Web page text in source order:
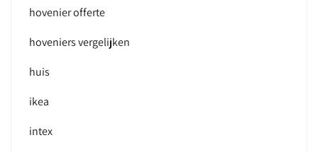
hovenier offerte
hoveniers vergelijken
huis
ikea
intex